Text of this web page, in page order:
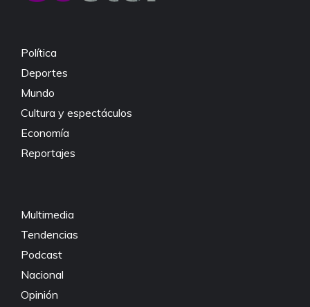
Política
Deportes
Mundo
Cultura y espectáculos
Economía
Reportajes
Multimedia
Tendencias
Podcast
Nacional
Opinión